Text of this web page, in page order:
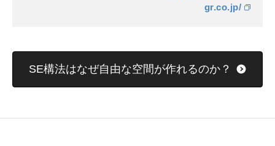
gr.co.jp/
SE構法はなぜ自由な空間が作れるのか？